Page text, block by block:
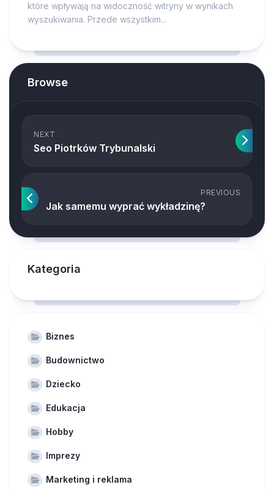
które wpływają na widoczność witryny w wynikach
wyszukiwania. Przede wszystkim...
Browse
NEXT
Seo Piotrków Trybunalski
PREVIOUS
Jak samemu wyprać wykładzinę?
Kategoria
Biznes
Budownictwo
Dziecko
Edukacja
Hobby
Imprezy
Marketing i reklama